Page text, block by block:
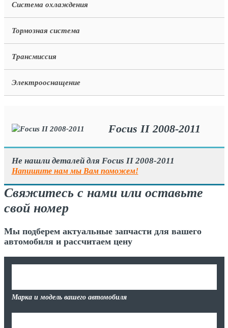
Система охлаждения
Тормозная система
Трансмиссия
Электрооснащение
Focus II 2008-2011
Не нашли деталей для Focus II 2008-2011
Напишите нам мы Вам поможем!
Свяжитесь с нами или оставьте
свой номер
Мы подберем актуальные запчасти для вашего
автомобиля и рассчитаем цену
Марка и модель вашего автомобиля